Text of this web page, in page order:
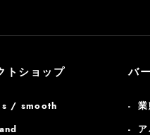
トショップ
/ smooth
バ